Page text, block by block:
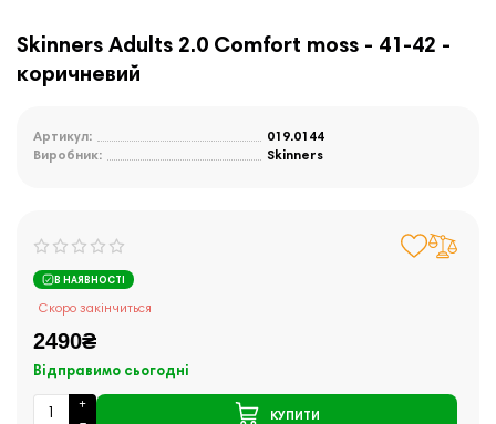
Skinners Adults 2.0 Comfort moss - 41-42 -
коричневий
Артикул:
019.0144
Виробник:
Skinners
В НАЯВНОСТІ
Скоро закінчиться
2490₴
Відправимо сьогодні
КУПИТИ